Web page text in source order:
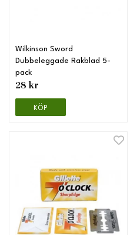
Wilkinson Sword
Dubbeleggade Rakblad 5-
pack
28 kr
KÖP